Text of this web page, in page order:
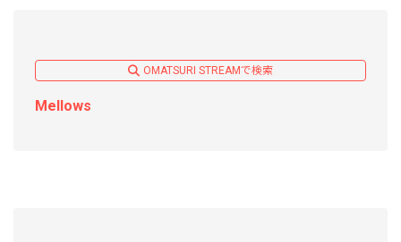
OMATSURI STREAMで検索
Mellows